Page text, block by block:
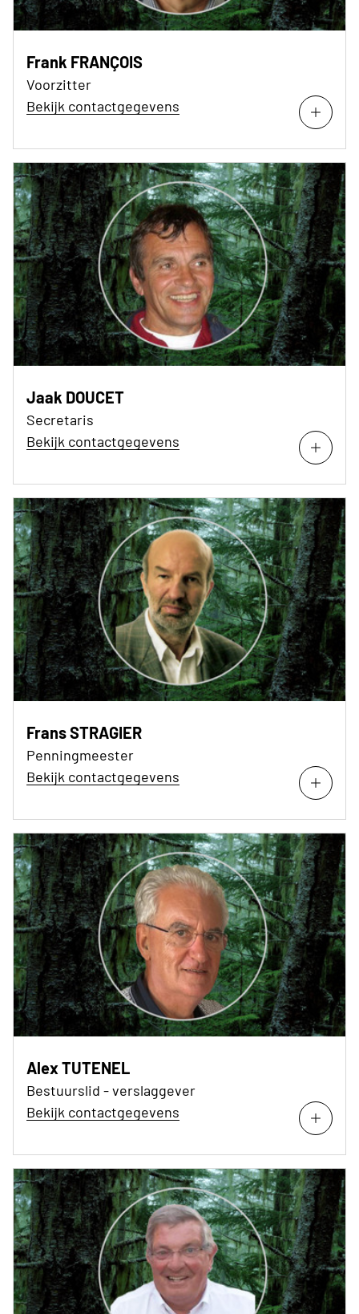
Frank FRANÇOIS
Voorzitter
Bekijk contactgegevens
Jaak DOUCET
Secretaris
Bekijk contactgegevens
Frans STRAGIER
Penningmeester
Bekijk contactgegevens
Alex TUTENEL
Bestuurslid - verslaggever
Bekijk contactgegevens